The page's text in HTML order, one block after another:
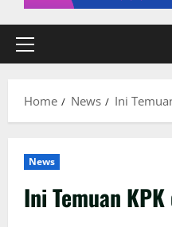
Primary
Home News Ini
News
Ini Temuan